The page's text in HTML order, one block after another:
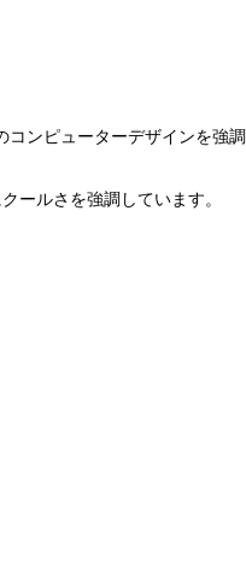
ンピューターデザインを強
ールさを強調しています。